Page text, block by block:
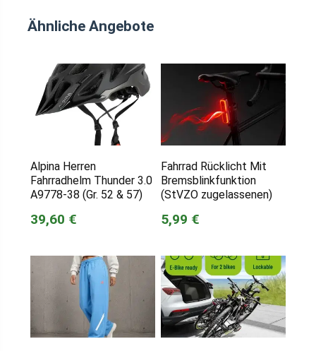
Ähnliche Angebote
Alpina Herren
Fahrradhelm Thunder 3.0
A9778-38 (Gr. 52 & 57)
39,60 €
Fahrrad Rücklicht Mit
Bremsblinkfunktion
(StVZO zugelassenen)
5,99 €